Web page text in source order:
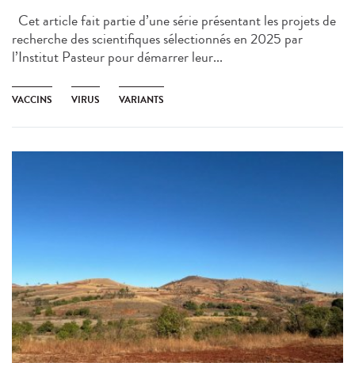
Cet article fait partie d’une série présentant les projets de
recherche des scientifiques sélectionnés en 2025 par
l’Institut Pasteur pour démarrer leur...
VACCINS VIRUS VARIANTS